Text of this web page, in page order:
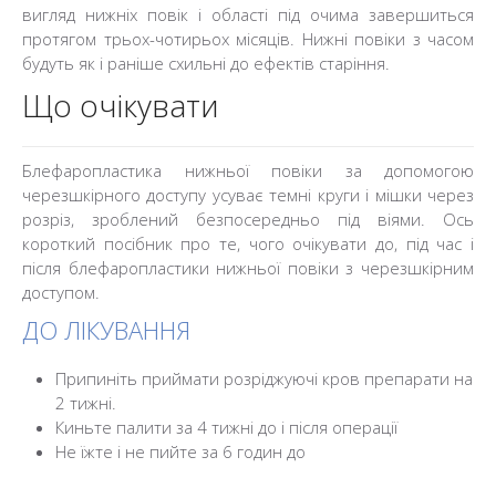
вигляд нижніх повік і області під очима завершиться
протягом трьох-чотирьох місяців. Нижні повіки з часом
будуть як і раніше схильні до ефектів старіння.
Що очікувати
Блефаропластика нижньої повіки за допомогою
черезшкірного доступу усуває темні круги і мішки через
розріз, зроблений безпосередньо під віями. Ось
короткий посібник про те, чого очікувати до, під час і
після блефаропластики нижньої повіки з черезшкірним
доступом.
ДО ЛІКУВАННЯ
Припиніть приймати розріджуючі кров препарати на
2 тижні.
Киньте палити за 4 тижні до і після операції
Не їжте і не пийте за 6 годин до